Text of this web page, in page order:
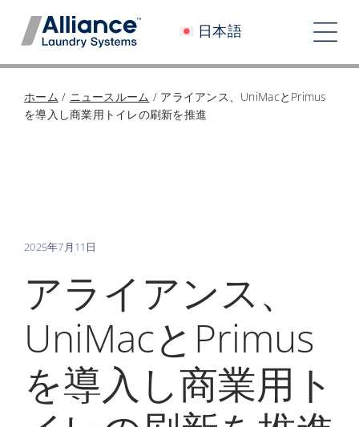
日本語
ト
ン
私たちと働く
ニュースルーム
投資家
コンタクト
My Alliance
ホーム / ニュースルーム / アライアンス、UniMacとPrimus
を導入し商業用トイレの刷新を推進
2025年7月11日
アライアンス、
UniMacとPrimus
を導入し商業用ト